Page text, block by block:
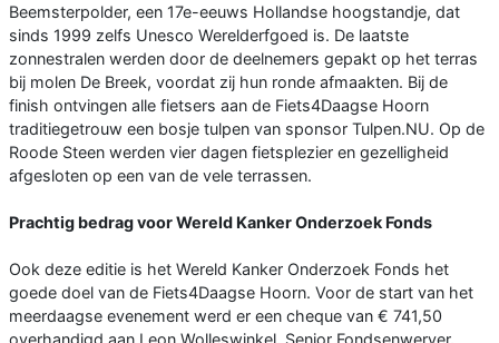
Beemsterpolder, een 17e-eeuws Hollandse hoogstandje, dat
sinds 1999 zelfs Unesco Werelderfgoed is. De laatste
zonnestralen werden door de deelnemers gepakt op het terras
bij molen De Breek, voordat zij hun ronde afmaakten. Bij de
finish ontvingen alle fietsers aan de Fiets4Daagse Hoorn
traditiegetrouw een bosje tulpen van sponsor Tulpen.NU. Op de
Roode Steen werden vier dagen fietsplezier en gezelligheid
afgesloten op een van de vele terrassen.
Prachtig bedrag voor Wereld Kanker Onderzoek Fonds
Ook deze editie is het Wereld Kanker Onderzoek Fonds het
goede doel van de Fiets4Daagse Hoorn. Voor de start van het
meerdaagse evenement werd er een cheque van € 741,50
overhandigd aan Leon Wolleswinkel, Senior Fondsenwerver.